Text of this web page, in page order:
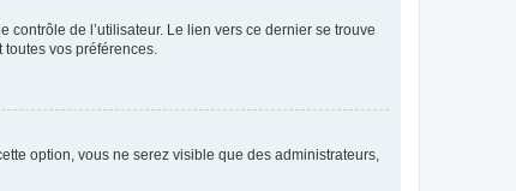
de l’utilisateur. Le lien vers ce dernier se trouve
vos préférences.
option, vous ne serez visible que des administrateurs,